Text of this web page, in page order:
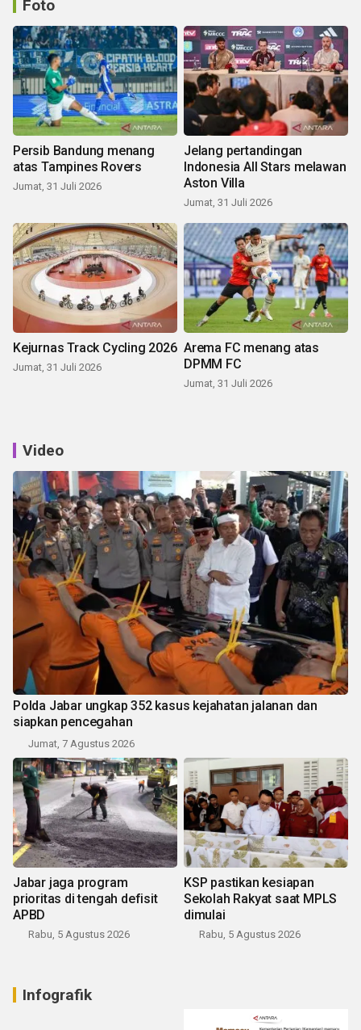
Foto
Persib Bandung menang
atas Tampines Rovers
Jumat, 31 Juli 2026
Jelang pertandingan
Indonesia All Stars melawan
Aston Villa
Jumat, 31 Juli 2026
Kejurnas Track Cycling 2026
Jumat, 31 Juli 2026
Arema FC menang atas
DPMM FC
Jumat, 31 Juli 2026
Video
Polda Jabar ungkap 352 kasus kejahatan jalanan dan
siapkan pencegahan
Jumat, 7 Agustus 2026
Jabar jaga program
prioritas di tengah defisit
APBD
Rabu, 5 Agustus 2026
KSP pastikan kesiapan
Sekolah Rakyat saat MPLS
dimulai
Rabu, 5 Agustus 2026
Infografik